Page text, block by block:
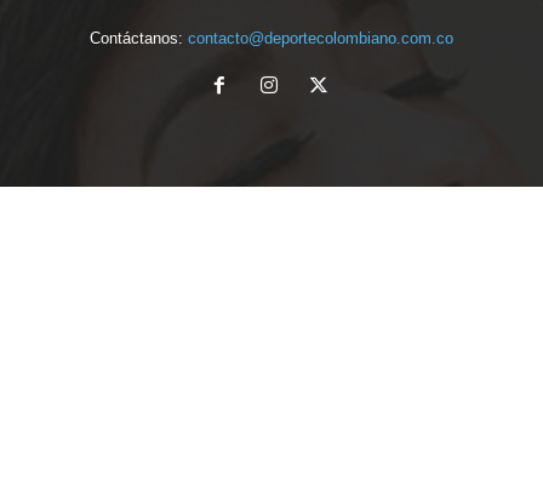
Contáctanos: contacto@deportecolombiano.com.co